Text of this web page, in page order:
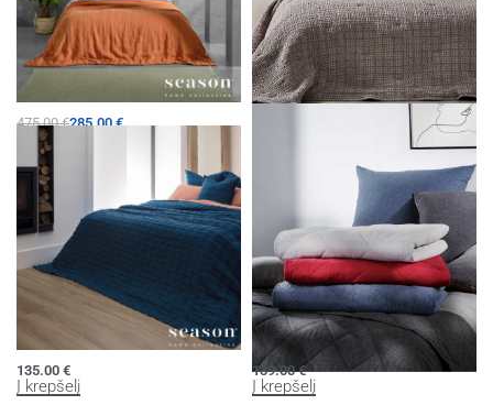
Lovatiesė su pagalvėm
475.00€285.00€
Pasirinkti savybes
Lovatiesė
135.00 €
Į krepšelį
Flanelinė lovatiesė
139.00€
Į krepšelį